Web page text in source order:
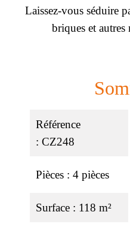
Laissez-vous séduire
briques et autres
Référence
CZ248
Pièces 4 pièces
Surface 118 m²